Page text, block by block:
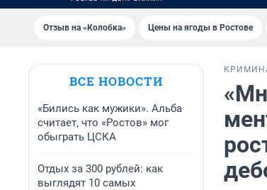
Отзыв на «Колобка» Цены на ягоды в Ростове
ВСЕ НОВОСТИ
«Бились как мужики». Альба
считает, что «Ростов» мог
обыграть ЦСКА
Отдых за 300 рублей: как
выглядят 10 самых